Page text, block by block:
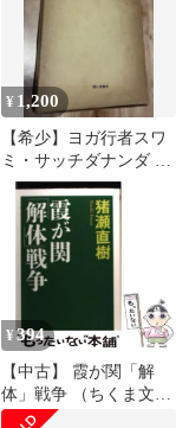
¥ 1,200
【希少】ヨガ行者スワ
ミ・サッチダナンダ 霞
ヶ関書房 1973年
¥ 394
【中古】 霞が関「解
体」戦争 （ちくま文
庫） / 猪瀬 直樹 / 筑摩